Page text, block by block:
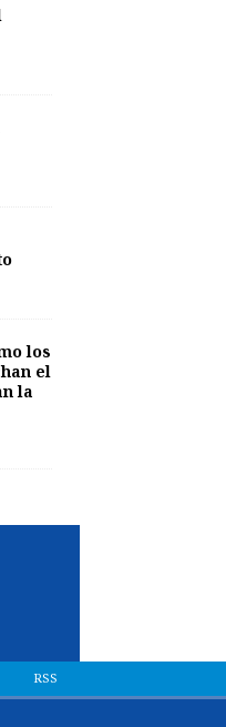
los
el
la
RSS